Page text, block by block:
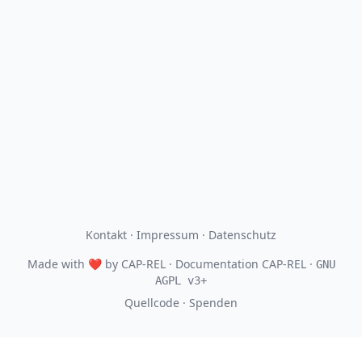
Kontakt · Impressum · Datenschutz
Made with ❤by CAP-REL· Documentation CAP-REL · GNU
AGPL v3+
Quellcode · Spenden